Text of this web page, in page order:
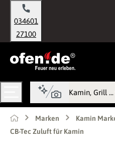
springen
034601
27100
Marken Kamin
CB-Tec Zuluft für Kamin